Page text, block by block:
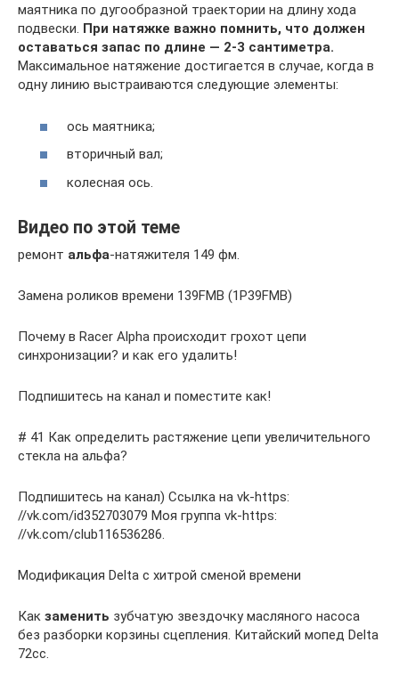
маятника по дугообразной траектории на длину хода
подвески. При натяжке важно помнить, что должен
оставаться запас по длине — 2-3 сантиметра.
Максимальное натяжение достигается в случае, когда в
одну линию выстраиваются следующие элементы:
ось маятника;
вторичный вал;
колесная ось.
Видео по этой теме
ремонт альфа-натяжителя 149 фм.
Замена роликов времени 139FMB (1P39FMB)
Почему в Racer Alpha происходит грохот цепи
синхронизации? и как его удалить!
Подпишитесь на канал и поместите как!
# 41 Как определить растяжение цепи увеличительного
стекла на альфа?
Подпишитесь на канал) Ссылка на vk-https:
//vk.com/id352703079 Моя группа vk-https:
//vk.com/club116536286.
Модификация Delta с хитрой сменой времени
Как заменить зубчатую звездочку масляного насоса
без разборки корзины сцепления. Китайский мопед Delta
72cc.